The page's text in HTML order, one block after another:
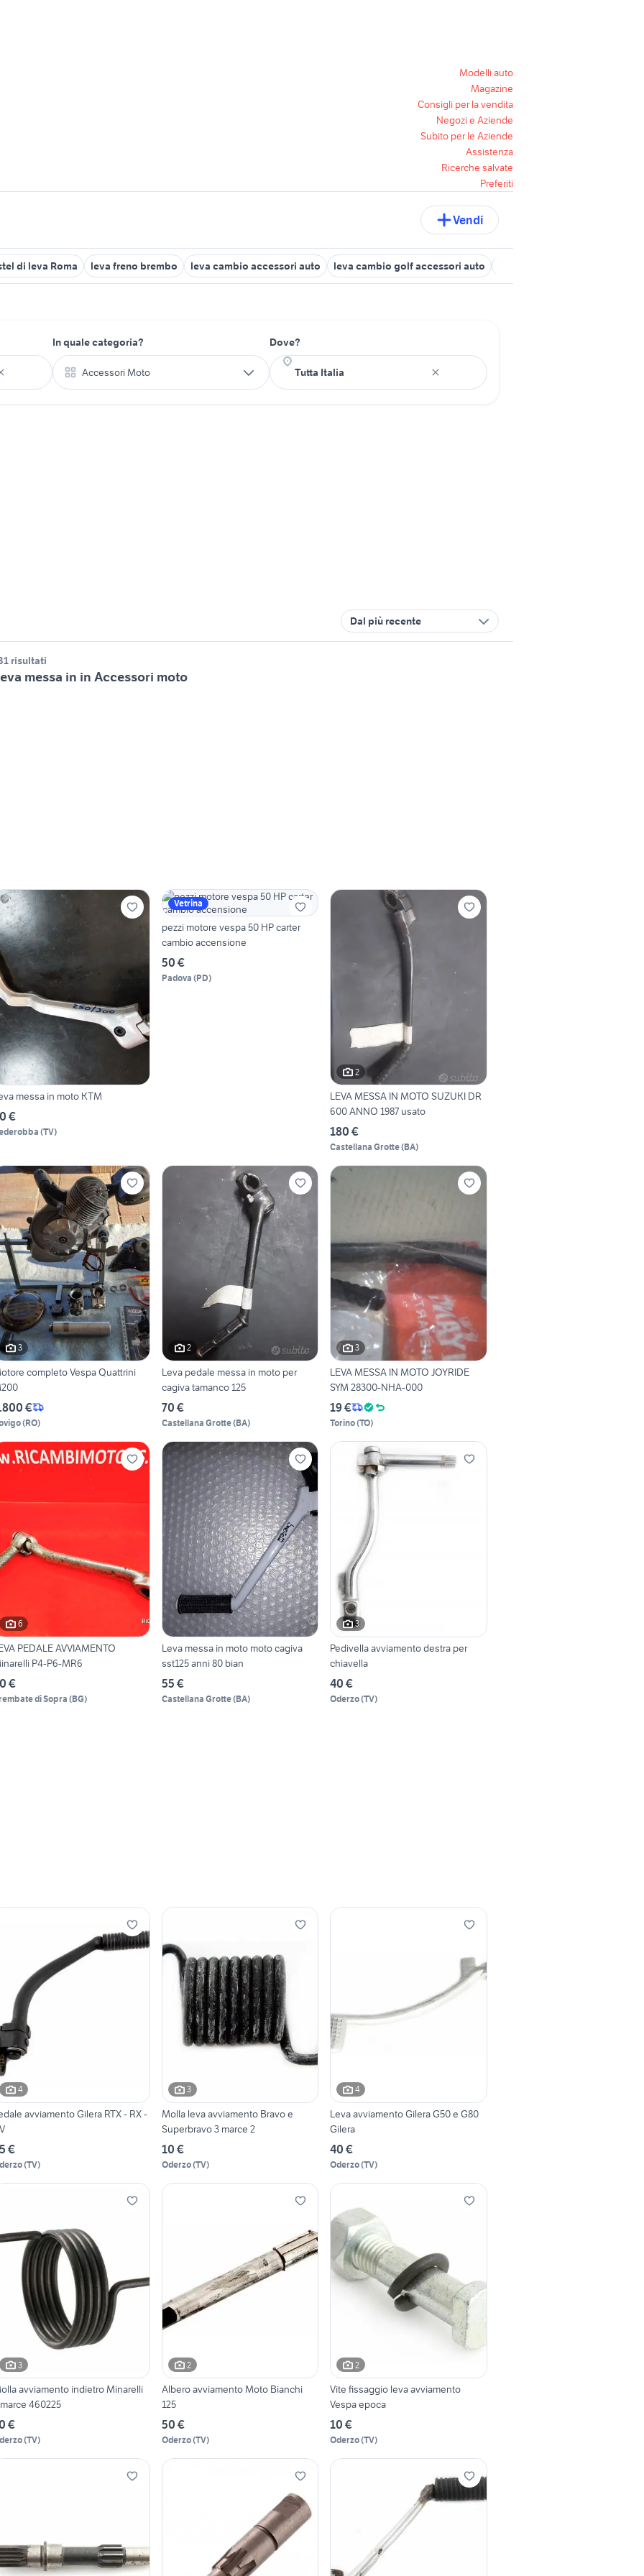
Modelli auto
Magazine
Consigli per la vendita
Negozi e Aziende
Subito per le Aziende
Assistenza
Ricerche salvate
Preferiti
Vendi
di leva Roma leva freno brembo leva cambio accessori auto leva cambio golf accessori auto
In quale categoria?
Accessori Moto
Dove?
Dal più recente
risultati
messa in in Accessori moto
messa in moto KTM
€
(TV)
Vetrina
pezzi motore vespa 50 HP carter
cambio accensione
50 €
Padova (PD)
2
LEVA MESSA IN MOTO SUZUKI DR
600 ANNO 1987 usato
180 €
Castellana Grotte(BA)
3
completo Vespa Quattrini
€
(RO)
2
Leva pedale messa in moto per
cagiva tamanco 125
70 €
Castellana Grotte(BA)
3
LEVA MESSA IN MOTO JOYRIDE
SYM 28300-NHA-000
19 €
Torino(TO)
6
PEDALE AVVIAMENTO
P4-P6-MR6
€
di Sopra (BG)
Leva messa in moto moto cagiva
sst125 anni 80 bian
55 €
Castellana Grotte(BA)
3
Pedivella avviamento destra per
chiavella
40 €
Oderzo(TV)
4
avviamento Gilera RTX - RX -
€
(TV)
3
Molla leva avviamento Bravo e
Superbravo 3 marce 2
10 €
Oderzo(TV)
4
Leva avviamento Gilera G50 e G80
Gilera
40 €
Oderzo(TV)
3
avviamento indietro Minarelli
460225
€
(TV)
2
Albero avviamento Moto Bianchi
125
50 €
Oderzo(TV)
2
Vite fissaggio leva avviamento
Vespa epoca
10 €
Oderzo(TV)